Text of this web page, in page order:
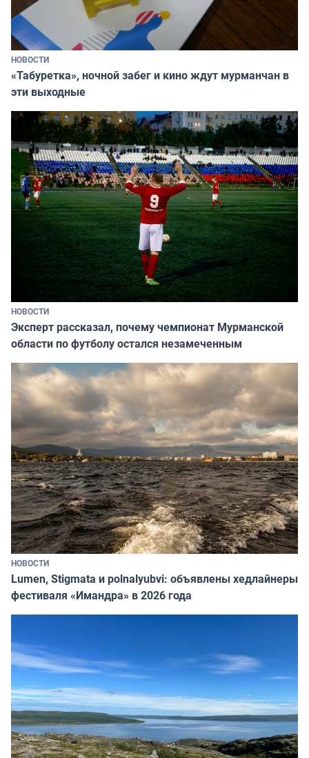
НОВОСТИ
«Табуретка», ночной забег и кино ждут мурманчан в
эти выходные
НОВОСТИ
Эксперт рассказал, почему чемпионат Мурманской
области по футболу остался незамеченным
НОВОСТИ
Lumen, Stigmata и polnalyubvi: объявлены хедлайнеры
фестиваля «Имандра» в 2026 года